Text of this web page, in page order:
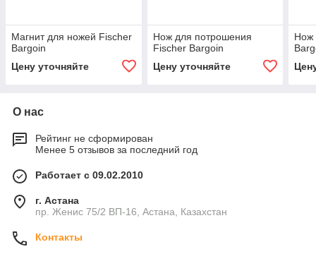
Магнит для ножей Fischer
Bargoin
Цену уточняйте
Нож для потрошения
Fischer Bargoin
Цену уточняйте
Нож
О нас
Рейтинг не сформирован
Менее 5 отзывов за последний год
Работает с 09.02.2010
г. Астана
пр. Женис 75/2 ВП-16, Астана, Казахстан
Контакты